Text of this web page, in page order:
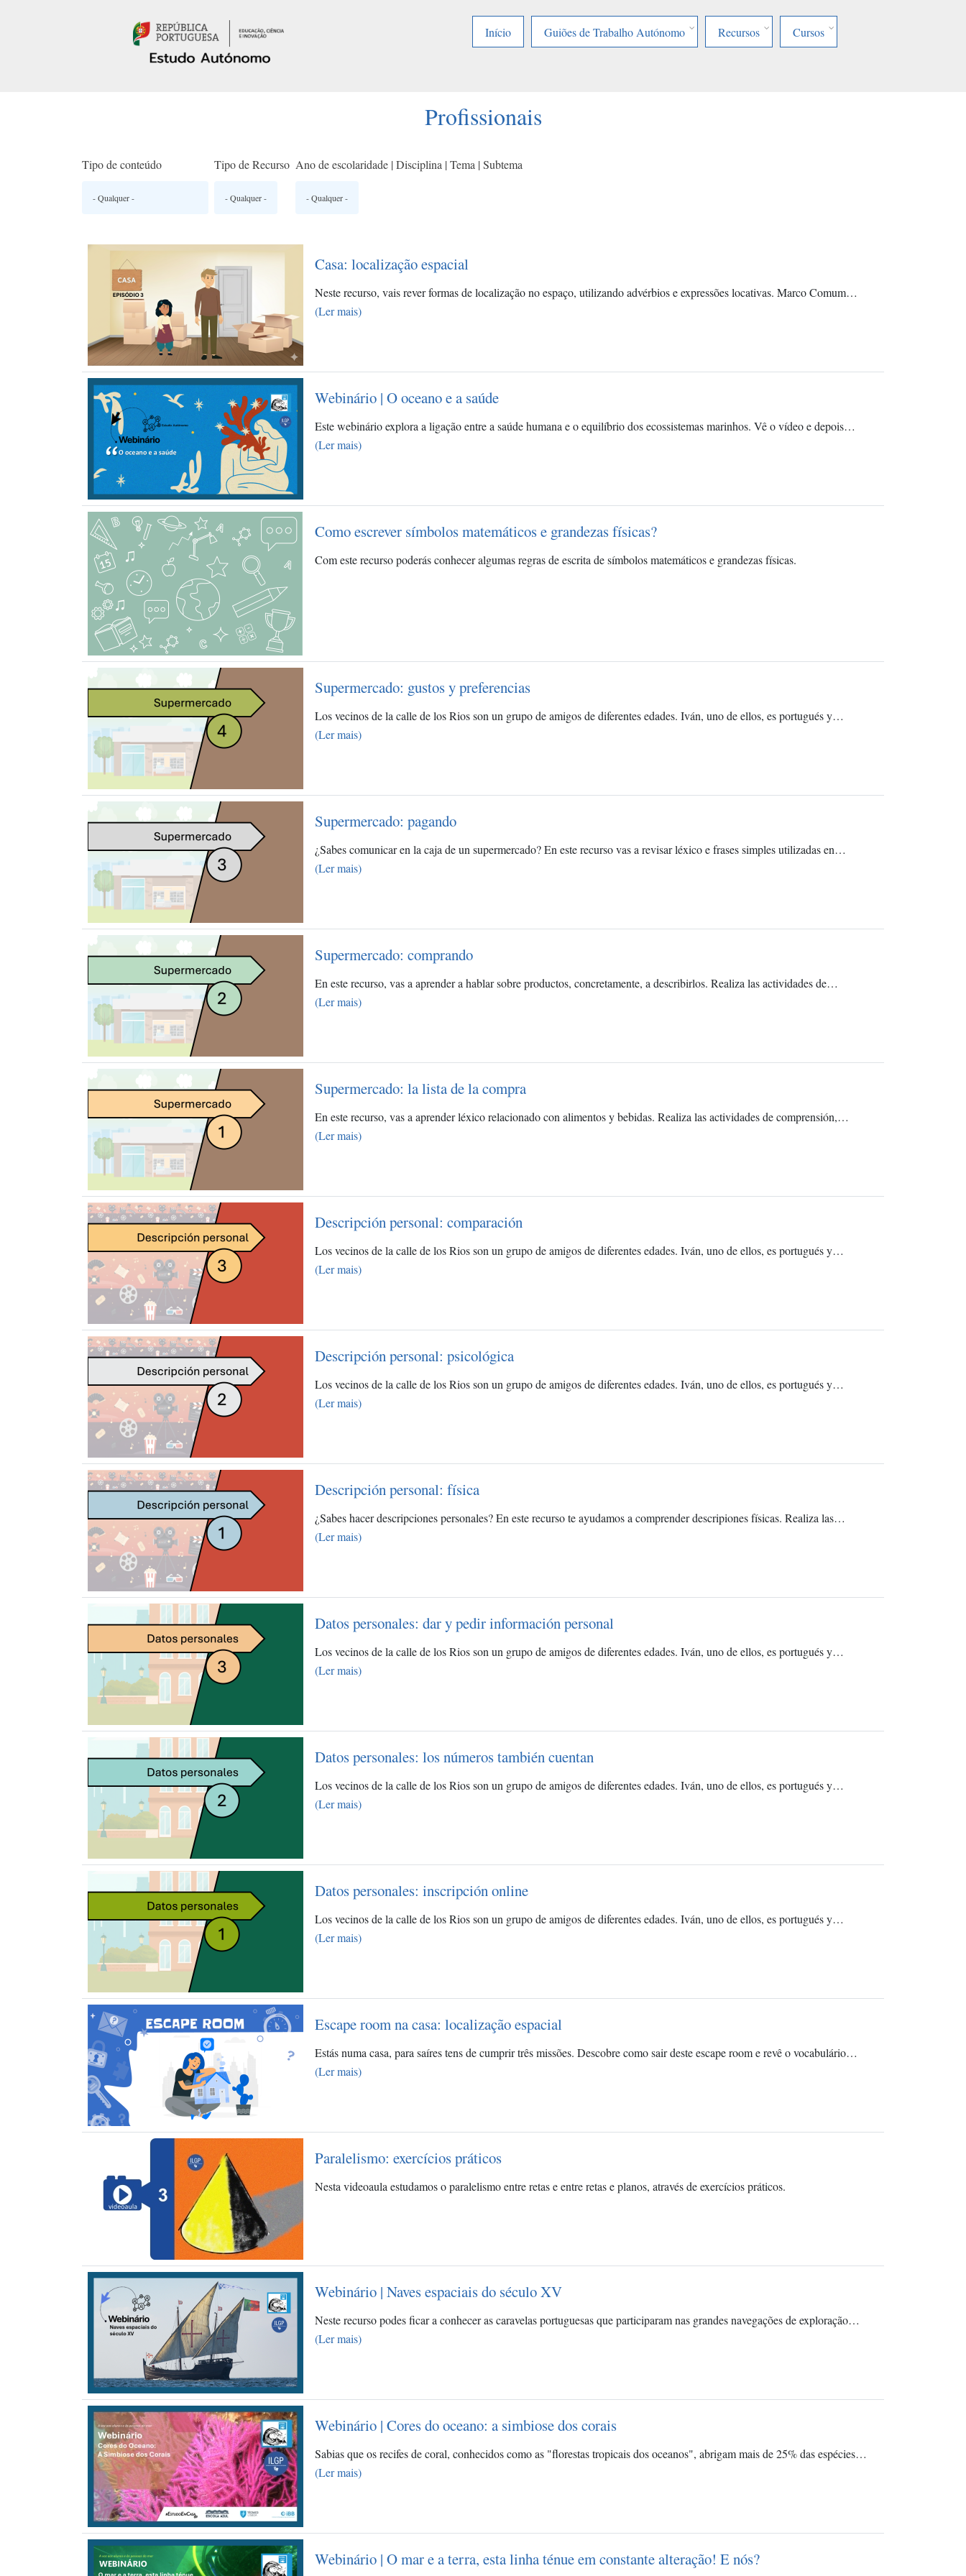
Início
Guiões de Trabalho Autónomo Recursos Cursos
Profissionais
Tipo de conteúdo Tipo de Recurso Ano de escolaridade | Disciplina | Tema | Subtema
Casa: localização espacial
Neste recurso, vais rever formas de localização no espaço, utilizando advérbios e expressões locativas. Marco Comum…
(Ler mais)
Webinário | O oceano e a saúde
Este webinário explora a ligação entre a saúde humana e o equilíbrio dos ecossistemas marinhos. Vê o vídeo e depois…
(Ler mais)
Como escrever símbolos matemáticos e grandezas físicas?
Com este recurso poderás conhecer algumas regras de escrita de símbolos matemáticos e grandezas físicas.
Supermercado: gustos y preferencias
Los vecinos de la calle de los Rios son un grupo de amigos de diferentes edades. Iván, uno de ellos, es portugués y…
(Ler mais)
Supermercado: pagando
¿Sabes comunicar en la caja de un supermercado? En este recurso vas a revisar léxico e frases simples utilizadas en…
(Ler mais)
Supermercado: comprando
En este recurso, vas a aprender a hablar sobre productos, concretamente, a describirlos. Realiza las actividades de…
(Ler mais)
Supermercado: la lista de la compra
En este recurso, vas a aprender léxico relacionado con alimentos y bebidas. Realiza las actividades de comprensión,…
(Ler mais)
Descripción personal: comparación
Los vecinos de la calle de los Rios son un grupo de amigos de diferentes edades. Iván, uno de ellos, es portugués y…
(Ler mais)
Descripción personal: psicológica
Los vecinos de la calle de los Rios son un grupo de amigos de diferentes edades. Iván, uno de ellos, es portugués y…
(Ler mais)
Descripción personal: física
¿Sabes hacer descripciones personales? En este recurso te ayudamos a comprender descripiones físicas. Realiza las…
(Ler mais)
Datos personales: dar y pedir información personal
Los vecinos de la calle de los Rios son un grupo de amigos de diferentes edades. Iván, uno de ellos, es portugués y…
(Ler mais)
Datos personales: los números también cuentan
Los vecinos de la calle de los Rios son un grupo de amigos de diferentes edades. Iván, uno de ellos, es portugués y…
(Ler mais)
Datos personales: inscripción online
Los vecinos de la calle de los Rios son un grupo de amigos de diferentes edades. Iván, uno de ellos, es portugués y…
(Ler mais)
Escape room na casa: localização espacial
Estás numa casa, para saíres tens de cumprir três missões. Descobre como sair deste escape room e revê o vocabulário…
(Ler mais)
Paralelismo: exercícios práticos
Nesta videoaula estudamos o paralelismo entre retas e entre retas e planos, através de exercícios práticos.
Webinário | Naves espaciais do século XV
Neste recurso podes ficar a conhecer as caravelas portuguesas que participaram nas grandes navegações de exploração…
(Ler mais)
Webinário | Cores do oceano: a simbiose dos corais
Sabias que os recifes de coral, conhecidos como as "florestas tropicais dos oceanos", abrigam mais de 25% das espécies…
(Ler mais)
Webinário | O mar e a terra, esta linha ténue em constante alteração! E nós?